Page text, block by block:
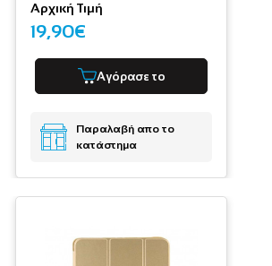
Αρχική Τιμή
19,90€
Αγόρασε το
Παραλαβή απο το
κατάστημα